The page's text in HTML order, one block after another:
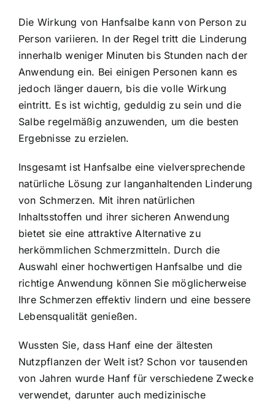
Die Wirkung von Hanfsalbe kann von Person zu
Person variieren. In der Regel tritt die Linderung
innerhalb weniger Minuten bis Stunden nach der
Anwendung ein. Bei einigen Personen kann es
jedoch länger dauern, bis die volle Wirkung
eintritt. Es ist wichtig, geduldig zu sein und die
Salbe regelmäßig anzuwenden, um die besten
Ergebnisse zu erzielen.
Insgesamt ist Hanfsalbe eine vielversprechende
natürliche Lösung zur langanhaltenden Linderung
von Schmerzen. Mit ihren natürlichen
Inhaltsstoffen und ihrer sicheren Anwendung
bietet sie eine attraktive Alternative zu
herkömmlichen Schmerzmitteln. Durch die
Auswahl einer hochwertigen Hanfsalbe und die
richtige Anwendung können Sie möglicherweise
Ihre Schmerzen effektiv lindern und eine bessere
Lebensqualität genießen.
Wussten Sie, dass Hanf eine der ältesten
Nutzpflanzen der Welt ist? Schon vor tausenden
von Jahren wurde Hanf für verschiedene Zwecke
verwendet, darunter auch medizinische